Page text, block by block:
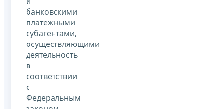
банковскими
платежными
субагентами,
осуществляющими
деятельность
в
соответствии
с
Федеральным